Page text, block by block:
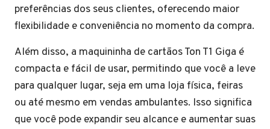
preferências dos seus clientes, oferecendo maior
flexibilidade e conveniência no momento da compra.
Além disso, a maquininha de cartãos Ton T1 Giga é
compacta e fácil de usar, permitindo que você a leve
para qualquer lugar, seja em uma loja física, feiras
ou até mesmo em vendas ambulantes. Isso significa
que você pode expandir seu alcance e aumentar suas